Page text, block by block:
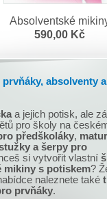
Absolventské
590,00 Kč
absolventy a
a jejich potisk, ale
pro školy na
předškoláky,
a šerpy pro
si vytvořit vlastní
s potiskem?
naleznete také
prvňáky.